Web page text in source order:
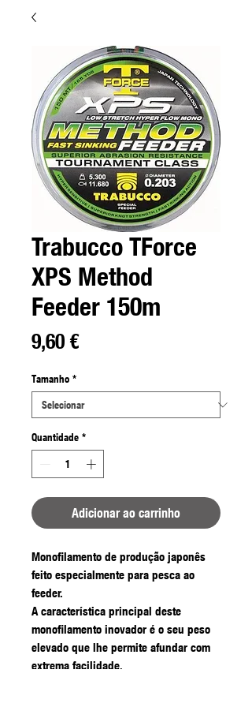
Trabucco TForce
XPS Method
Feeder 150m
9,60 €Preço
Tamanho *
Quantidade *
Adicionar ao carrinho
Monofilamento de produção japonês
feito especialmente para pesca ao
feeder.
A característica principal deste
monofilamento inovador é o seu peso
elevado que lhe permite afundar com
extrema facilidade.